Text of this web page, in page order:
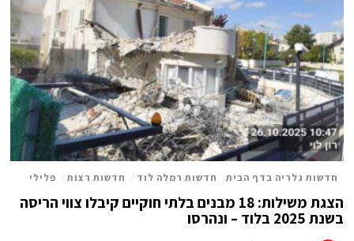
חדשות גלריה בדף הבית חדשות רמלה לוד חדשות רצות פלילי
הצגת משילות: 18 מבנים בלתי חוקיים קיבלו צווי הריסה
בשנת 2025 בלוד – ונהרסו